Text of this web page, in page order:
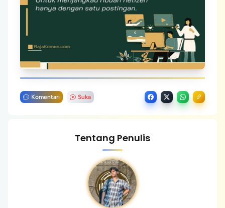
Komentari Suka
Tentang Penulis